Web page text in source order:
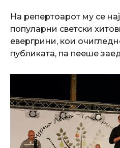
На репертоарот му се
популарни светски
евергрини, кои
публиката, па пееше